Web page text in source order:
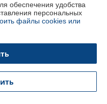
Ул.Будславская, 21 п19
обеспечения удобства
персональных
файлы cookies или